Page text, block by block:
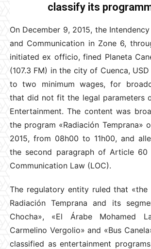
classify its
On December 9, 2015, the
and Communication in Zone 6,
initiated ex officio, fined Planeta
(107.3 FM) in the city of Cuenca,
to two minimum wages, for
that did not fit the legal parameters
Entertainment. The content was
the program «Radiación Temprana»
2015, from 08h00 to 11h00, and
the second paragraph of Article 60
Communication Law (LOC).
The regulatory entity ruled that «the
Radiación Temprana and its
Chocha», «El Árabe Mohamed
Carmelino Vergolio» and «Bus
classified as entertainment